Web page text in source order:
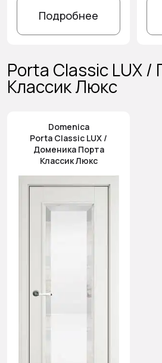
Подробнее
Porta Classic LUX /
Классик Люкс
Domenica
Porta Classic LUX /
Доменика Порта
Классик Люкс